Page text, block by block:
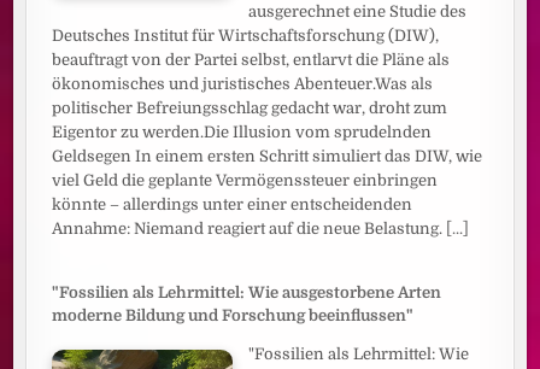
ausgerechnet eine Studie des
Deutsches Institut für Wirtschaftsforschung (DIW),
beauftragt von der Partei selbst, entlarvt die Pläne als
ökonomisches und juristisches Abenteuer.Was als
politischer Befreiungsschlag gedacht war, droht zum
Eigentor zu werden.Die Illusion vom sprudelnden
Geldsegen In einem ersten Schritt simuliert das DIW, wie
viel Geld die geplante Vermögenssteuer einbringen
könnte – allerdings unter einer entscheidenden
Annahme: Niemand reagiert auf die neue Belastung. [...]
"Fossilien als Lehrmittel: Wie ausgestorbene Arten
moderne Bildung und Forschung beeinflussen"
"Fossilien als Lehrmittel: Wie